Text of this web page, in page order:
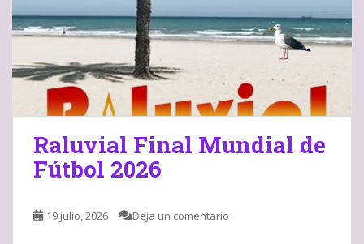
Raluvial Final Mundial de
Fútbol 2026
19 julio, 2026 Deja un comentario